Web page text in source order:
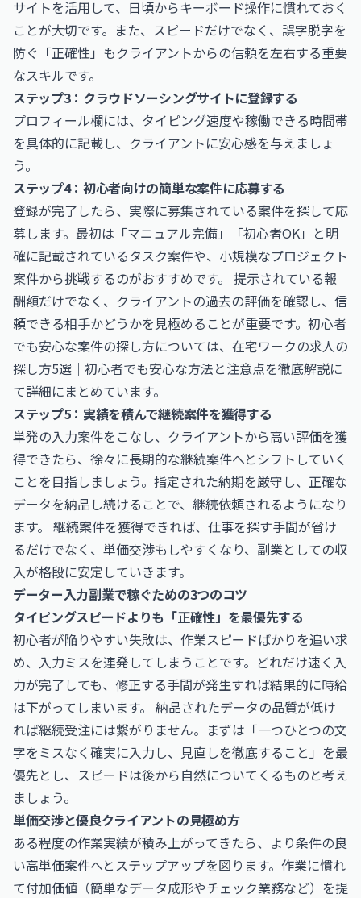
サイトを活用して、日頃からキーボード操作に慣れておく
ことが大切です。また、スピードだけでなく、誤字脱字を
防ぐ「正確性」もクライアントからの信頼を左右する重要
なスキルです。
ステップ3：クラウドソーシングサイトに登録する
プロフィール欄には、タイピング速度や稼働できる時間帯
を具体的に記載し、クライアントに安心感を与えましょ
う。
ステップ4：初心者向けの簡単な案件に応募する
登録が完了したら、実際に募集されている案件を探して応
募します。最初は「マニュアル完備」「初心者OK」と明
確に記載されているタスク案件や、小規模なプロジェクト
案件から挑戦するのがおすすめです。 提示されている報
酬額だけでなく、クライアントの過去の評価を確認し、信
頼できる相手かどうかを見極めることが重要です。初心者
でも安心な案件の探し方については、 在宅ワークの求人の
探し方5選｜初心者でも安心な方法と注意点を徹底解説に
て詳細にまとめています。
ステップ5：実績を積んで継続案件を獲得する
単発の入力案件をこなし、クライアントから高い評価を獲
得できたら、徐々に長期的な継続案件へとシフトしていく
ことを目指しましょう。指定された納期を厳守し、正確な
データを納品し続けることで、継続依頼されるようになり
ます。 継続案件を獲得できれば、仕事を探す手間が省け
るだけでなく、単価交渉もしやすくなり、副業としての収
入が格段に安定していきます。
データー入力副業で稼ぐための3つのコツ
タイピングスピードよりも「正確性」を最優先する
初心者が陥りやすい失敗は、作業スピードばかりを追い求
め、入力ミスを連発してしまうことです。どれだけ速く入
力が完了しても、修正する手間が発生すれば結果的に時給
は下がってしまいます。 納品されたデータの品質が低け
れば継続受注には繋がりません。まずは「一つひとつの文
字をミスなく確実に入力し、見直しを徹底すること」を最
優先とし、スピードは後から自然についてくるものと考え
ましょう。
単価交渉と優良クライアントの見極め方
ある程度の作業実績が積み上がってきたら、より条件の良
い高単価案件へとステップアップを図ります。作業に慣れ
て付加価値（簡単なデータ成形やチェック業務など）を提